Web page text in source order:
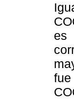
es